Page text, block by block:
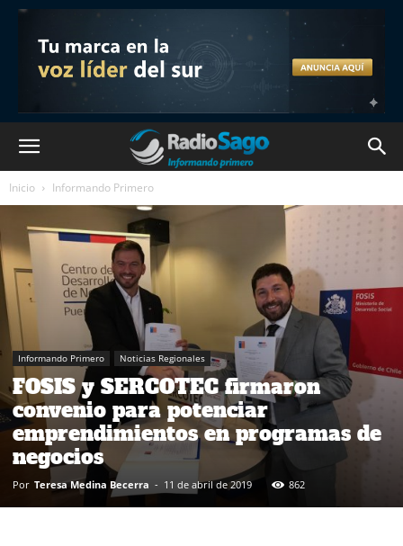
Inicio Informando Primero
Informando Primero Noticias Regionales
FOSIS y SERCOTEC firmaron
convenio para potenciar
emprendimientos en programas de
negocios
Por Teresa Medina Becerra - 11 de abril de 2019 862